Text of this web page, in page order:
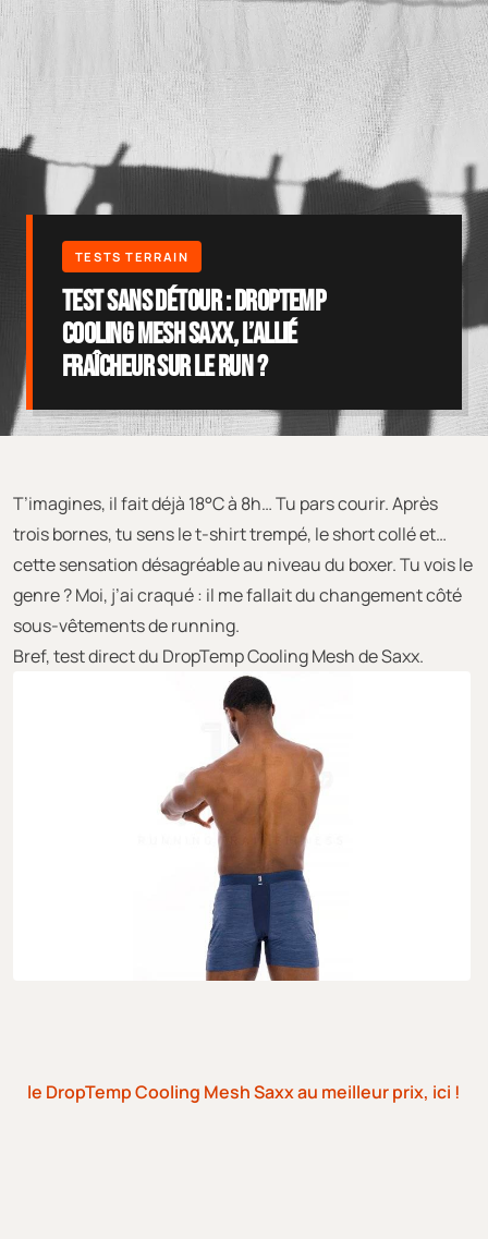
Test sans détour : DropTemp
Cooling Mesh Saxx, l’allié
fraîcheur sur le run ?
T’imagines, il fait déjà 18°C à 8h… Tu pars courir. Après
trois bornes, tu sens le t-shirt trempé, le short collé et…
cette sensation désagréable au niveau du boxer. Tu vois le
genre ? Moi, j’ai craqué : il me fallait du changement côté
sous-vêtements de running.
Bref, test direct du DropTemp Cooling Mesh de Saxx.
le DropTemp Cooling Mesh Saxx au meilleur prix, ici !